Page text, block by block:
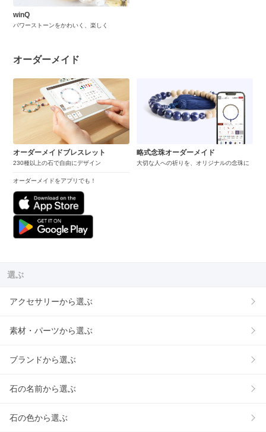
winQ
パワーストーンをかわいく、楽しく
オーダーメイド
オーダーメイドブレスレット
230種以上の石で自由にデザイン
オーダーメイドをアプリでも！
略式念珠オーダーメイド
大切な人への祈りを、オリジナルの念珠に
選ぶ
アクセサリーから選ぶ
素材・パーツから選ぶ
ブランドから選ぶ
石の名前から選ぶ
石の色から選ぶ